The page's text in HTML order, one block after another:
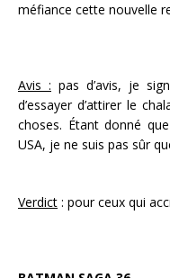
méfiance cette nouvelle
Avis : pas d’avis, je
d’essayer d’attirer le
choses. Étant donné
USA, je ne suis pas sûr
Verdict : pour ceux qui